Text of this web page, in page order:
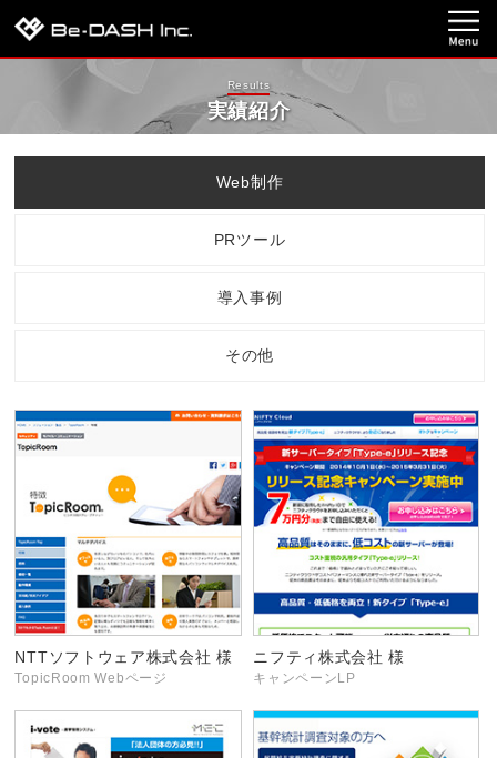
Results
実績紹介
Web制作
PRツール
導入事例
その他
NTTソフトウェア株式会社 様
TopicRoom Webページ
ニフティ株式会社 様
キャンペーンLP